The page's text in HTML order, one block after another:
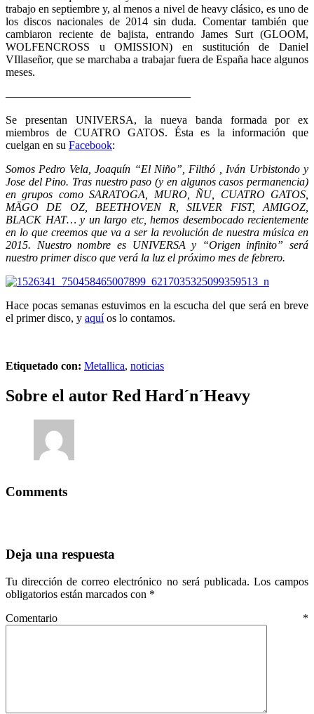
trabajo en septiembre y, al menos a nivel de heavy clásico, es uno de
los discos nacionales de 2014 sin duda. Comentar también que
cambiaron reciente de bajista, entrando James Surt (GLOOM,
WOLFENCROSS u OMISSION) en sustitución de Daniel
VIllaseñor, que se marchaba a trabajar fuera de España hace algunos
meses.
————————————————–
Se presentan UNIVERSA, la nueva banda formada por ex
miembros de CUATRO GATOS. Ésta es la información que
cuelgan en su Facebook:
Somos Pedro Vela, Joaquín “El Niño”, Filthó , Iván Urbistondo y
Jose del Pino. Tras nuestro paso (y en algunos casos permanencia)
en grupos como SARATOGA, MURO, ÑU, CUATRO GATOS,
MÄGO DE OZ, BEETHOVEN R, SILVER FIST, AMIGOZ,
BLACK HAT… y un largo etc, hemos desembocado recientemente
en lo que creemos que va a ser la revolución de nuestra música en
2015. Nuestro nombre es UNIVERSA y “Origen infinito” será
nuestro primer disco que verá la luz el próximo mes de febrero.
Hace pocas semanas estuvimos en la escucha del que será en breve
el primer disco, y aquíos lo contamos.
Etiquetado con: Metallica, noticias
Sobre el autor Red Hard´n´Heavy
Comments
Deja una respuesta
Tu dirección de correo electrónico no será publicada. Los campos
obligatorios están marcados con *
Comentario *